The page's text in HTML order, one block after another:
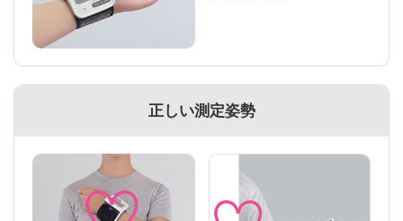
正しい測定姿勢